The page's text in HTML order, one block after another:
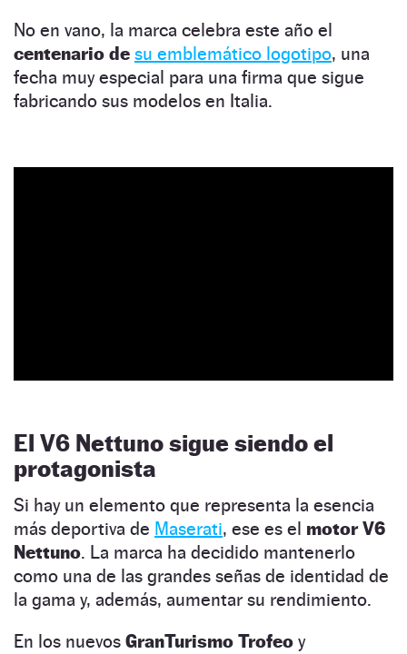
No en vano, la marca celebra este año el
centenario de su emblemático logotipo, una
fecha muy especial para una firma que sigue
fabricando sus modelos en Italia.
El V6 Nettuno sigue siendo el
protagonista
Si hay un elemento que representa la esencia
más deportiva de Maserati, ese es el motor V6
Nettuno. La marca ha decidido mantenerlo
como una de las grandes señas de identidad de
la gama y, además, aumentar su rendimiento.
En los nuevos GranTurismo Trofeo y